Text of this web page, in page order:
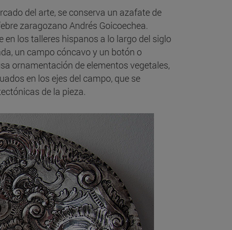
del arte, se conserva un azafate de
zaragozano Andrés Goicoechea.
los talleres hispanos a lo largo del siglo
un campo cóncavo y un botón o
ornamentación de elementos vegetales,
en los ejes del campo, que se
de la pieza.